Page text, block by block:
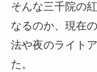
そんな三千院の
なるのか、現在
法や夜のライト
た。